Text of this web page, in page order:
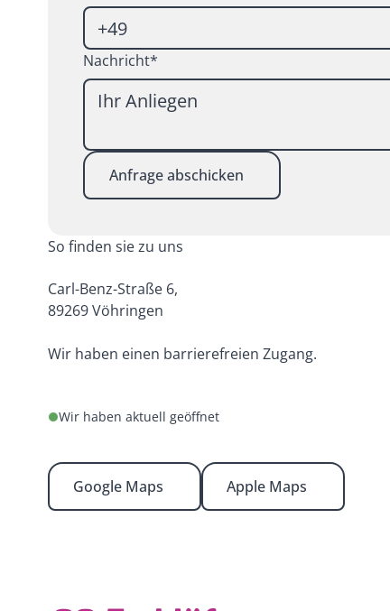
Nachricht*
Anfrage abschicken
So finden sie zu uns
Carl-Benz-Straße 6,
89269 Vöhringen
Wir haben einen barrierefreien Zugang.
Wir haben aktuell geöffnet
Google Maps
Apple Maps